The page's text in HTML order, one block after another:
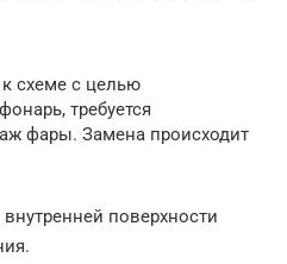
схеме с целью
требуется
фары. Замена происходит
поверхности